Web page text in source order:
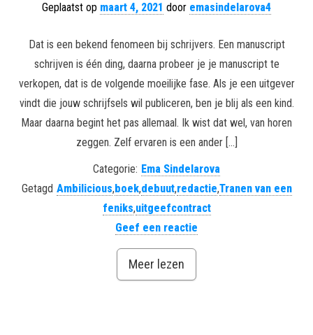
Geplaatst op maart 4, 2021 door emasindelarova4
Dat is een bekend fenomeen bij schrijvers. Een manuscript
schrijven is één ding, daarna probeer je je manuscript te
verkopen, dat is de volgende moeilijke fase. Als je een uitgever
vindt die jouw schrijfsels wil publiceren, ben je blij als een kind.
Maar daarna begint het pas allemaal. Ik wist dat wel, van horen
zeggen. Zelf ervaren is een ander […]
Categorie: Ema Sindelarova
Getagd Ambilicious, boek,debuut,redactie,Tranen van een
feniks,uitgeefcontract
Geef een reactie
Meer lezen